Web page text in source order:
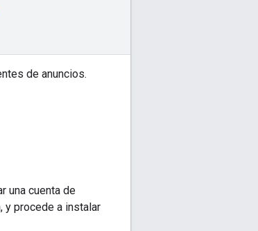
de anuncios.
una cuenta de
, y procede a instalar